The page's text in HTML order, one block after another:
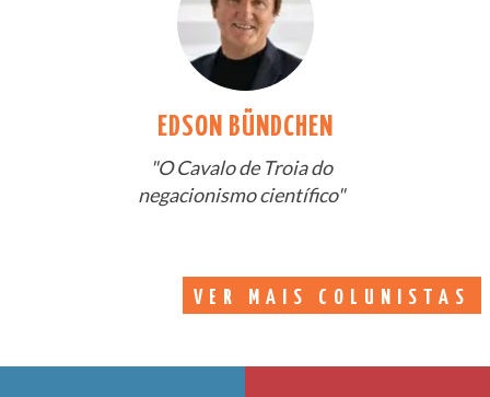
EDSON BÜNDCHEN
"O Cavalo de Troia do
negacionismo científico"
VER MAIS COLUNISTAS